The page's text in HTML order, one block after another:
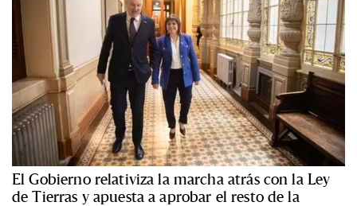
El Gobierno relativiza la marcha atrás con la Ley
de Tierras y apuesta a aprobar el resto de la